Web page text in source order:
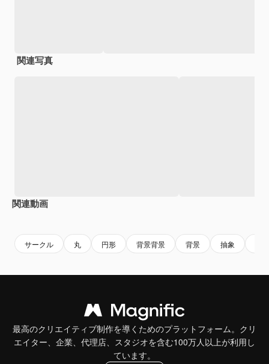
関連写真
関連動画
サークル 丸 円形 背景背景 背景 抽象
最高のクリエイティブ制作を導くためのプラットフォーム。クリ
エイター、企業、代理店、スタジオを含む100万人以上が利用し
ています。